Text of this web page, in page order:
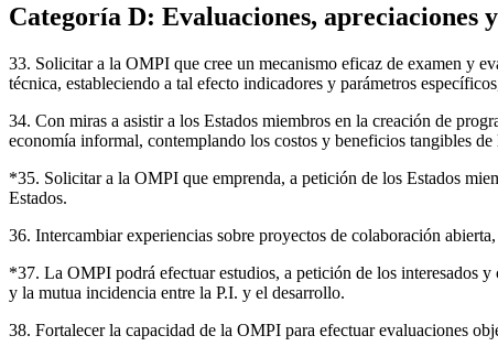
Categoría D: Evaluaciones, apreciaciones
33. Solicitar a la OMPI que cree un mecanismo eficaz de examen y
técnica, estableciendo a tal efecto indicadores y parámetros
34. Con miras a asistir a los Estados miembros en la creación de
economía informal, contemplando los costos y beneficios tangibles
*35. Solicitar a la OMPI que emprenda, a petición de los Estados
Estados.
36. Intercambiar experiencias sobre proyectos de colaboración
*37. La OMPI podrá efectuar estudios, a petición de los interesados
y la mutua incidencia entre la P.I. y el desarrollo.
38. Fortalecer la capacidad de la OMPI para efectuar evaluaciones